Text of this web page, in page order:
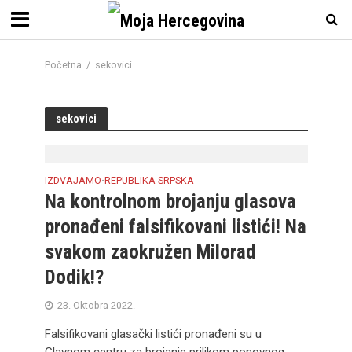
Početna / sekovici
sekovici
IZDVAJAMO•REPUBLIKA SRPSKA
Na kontrolnom brojanju glasova
pronađeni falsifikovani listići! Na
svakom zaokružen Milorad
Dodik!?
23. Oktobra 2022.
Falsifikovani glasački listići pronađeni su u